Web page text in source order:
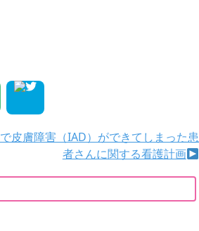
皮膚障害（IAD）ができてしまった患
者さんに関する看護計画